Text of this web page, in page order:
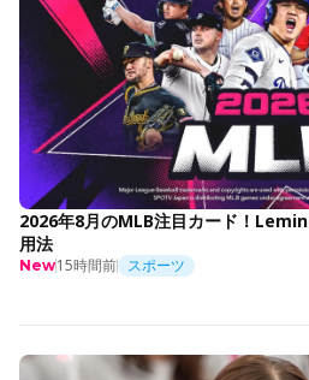
2026年8月のMLB注目カード！
用法
New15時間前 スポーツ